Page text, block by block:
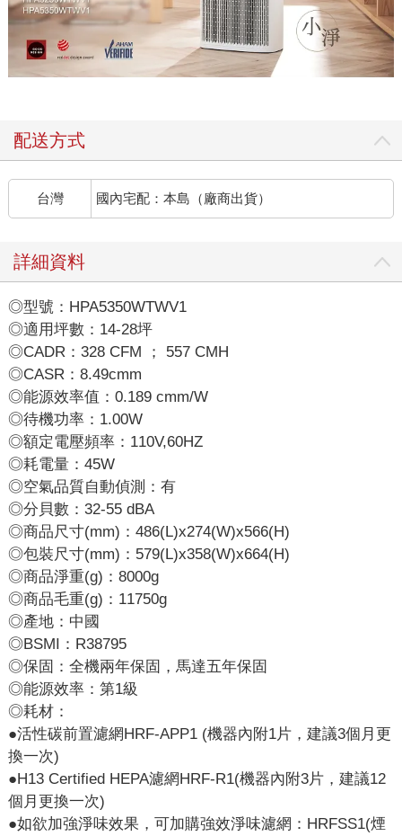
配送方式
台灣 國內宅配：本島（廠商出貨）
詳細資料
◎型號：HPA5350WTWV1
◎適用坪數：14-28坪
◎CADR：328 CFM ； 557 CMH
◎CASR：8.49cmm
◎能源效率值：0.189 cmm/W
◎待機功率：1.00W
◎額定電壓頻率：110V,60HZ
◎耗電量：45W
◎空氣品質自動偵測：有
◎分貝數：32-55 dBA
◎商品尺寸(mm)：486(L)x274(W)x566(H)
◎包裝尺寸(mm)：579(L)x358(W)x664(H)
◎商品淨重(g)：8000g
◎商品毛重(g)：11750g
◎產地：中國
◎BSMI：R38795
◎保固：全機兩年保固，馬達五年保固
◎能源效率：第1級
◎耗材：
●活性碳前置濾網HRF-APP1 (機器內附1片，建議3個月更
換一次)
●H13 Certified HEPA濾網HRF-R1(機器內附3片，建議12
個月更換一次)
●如欲加強淨味效果，可加購強效淨味濾網：HRFSS1(煙